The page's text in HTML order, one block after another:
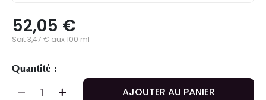
52,05 €
Soit 3,47 € aux 100 ml
Quantité :
AJOUTER AU PANIER